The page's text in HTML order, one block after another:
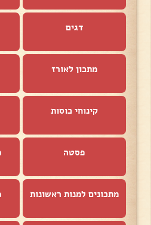
דגים
מתכון לאורז
קינוחי כוסות
פסטה
מתכונים למנות ראשונות